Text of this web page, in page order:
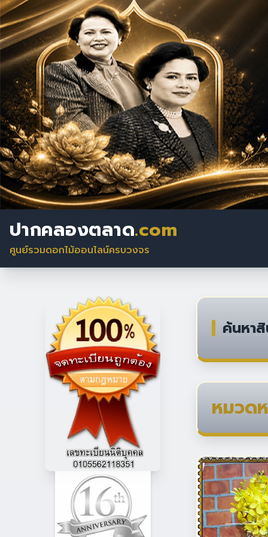
ปากคลองตลาด.com
ศูนย์รวมดอกไม้ออนไลน์ครบวงจร
ค้นหา
หมวด